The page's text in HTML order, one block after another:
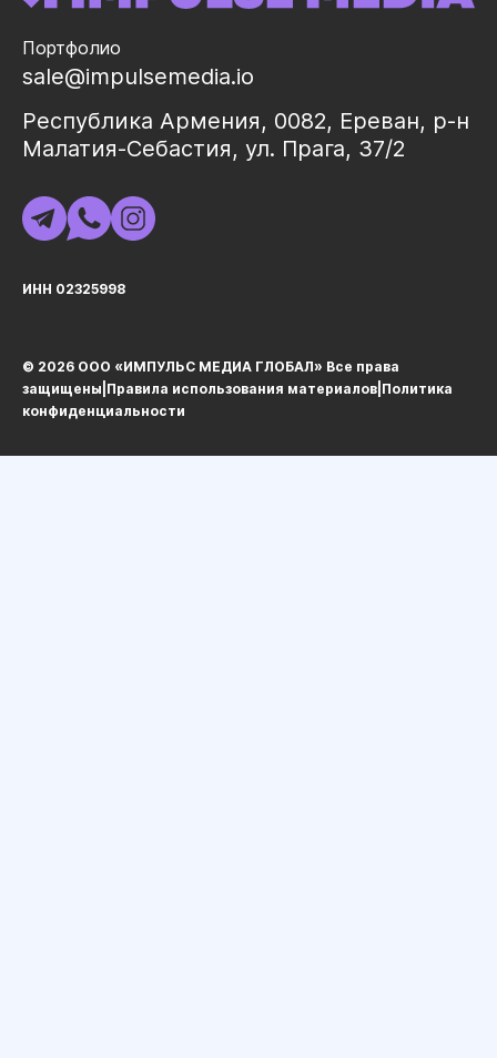
Портфолио
sale@impulsemedia.io
Республика Армения, 0082, Ереван, р-н
Малатия-Себастия, ул. Прага, 37/2
ИНН 02325998
© 2026 ООО «ИМПУЛЬС МЕДИА ГЛОБАЛ» Все права
защищеныㅤ|ㅤ Правила использования материалов Политика
конфиденциальности